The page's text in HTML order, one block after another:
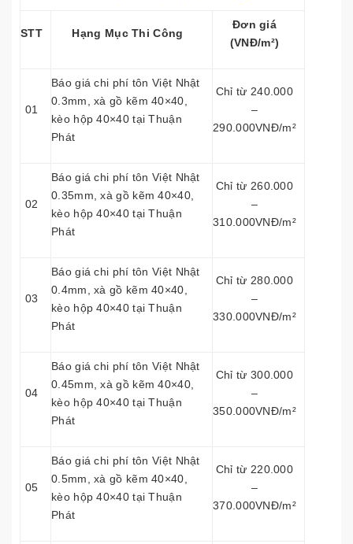
STT Hạng Mục Thi Công
Đơn giá
(VNĐ/m²)
01
Báo giá chi phí tôn Việt Nhật
0.3mm, xà gồ kẽm 40×40,
kèo hộp 40×40 tại Thuận
Phát
Chỉ từ 240.000
–
290.000VNĐ/m²
02
Báo giá chi phí tôn Việt Nhật
0.35mm, xà gồ kẽm 40×40,
kèo hộp 40×40 tại Thuận
Phát
Chỉ từ 260.000
–
310.000VNĐ/m²
03
Báo giá chi phí tôn Việt Nhật
0.4mm, xà gồ kẽm 40×40,
kèo hộp 40×40 tại Thuận
Phát
Chỉ từ 280.000
–
330.000VNĐ/m²
04
Báo giá chi phí tôn Việt Nhật
0.45mm, xà gồ kẽm 40×40,
kèo hộp 40×40 tại Thuận
Phát
Chỉ từ 300.000
–
350.000VNĐ/m²
05
Báo giá chi phí tôn Việt Nhật
0.5mm, xà gồ kẽm 40×40,
kèo hộp 40×40 tại Thuận
Phát
Chỉ từ 220.000
–
370.000VNĐ/m²